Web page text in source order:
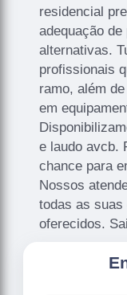
residencial
adequação
alternativas.
profissionais
ramo, além
em
e laudo avcb.
chance para
Nossos
todas as suas
oferecidos.